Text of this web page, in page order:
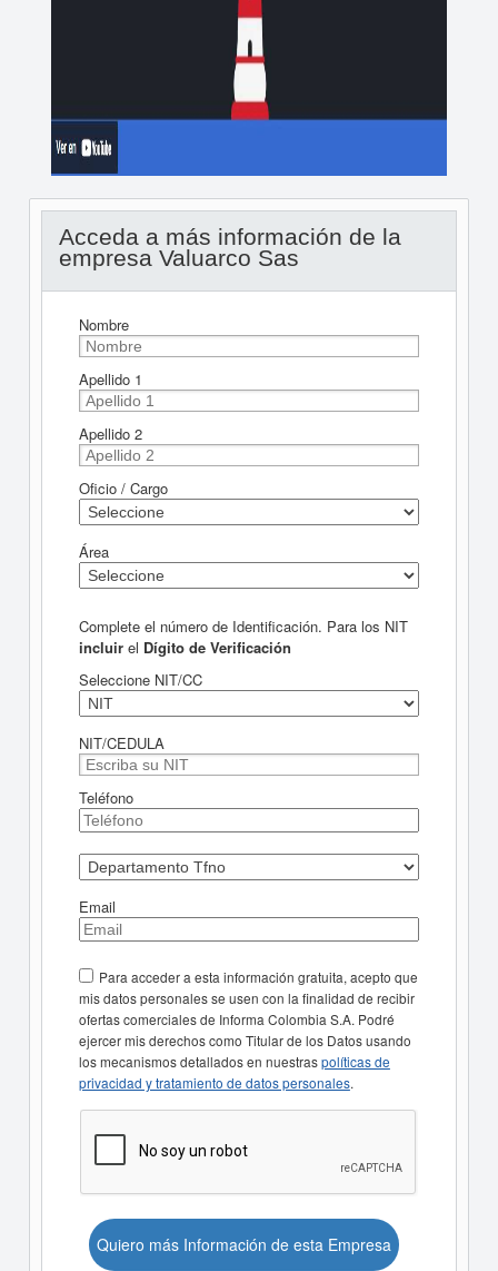
Acceda a más información de la
empresa Valuarco Sas
Nombre
Apellido 1
Apellido 2
Oficio / Cargo
Área
Complete el número de Identificación. Para los NIT
incluirel Dígito de Verificación
Seleccione NIT/CC
NIT/CEDULA
Teléfono
Email
Para acceder a esta información gratuita, acepto que
mis datos personales se usen con la finalidad de recibir
ofertas comerciales de Informa Colombia S.A. Podré
ejercer mis derechos como Titular de los Datos usando
los mecanismos detallados en nuestraspolíticas de
privacidad y tratamiento de datos personales.
Quiero más Información de esta Empresa